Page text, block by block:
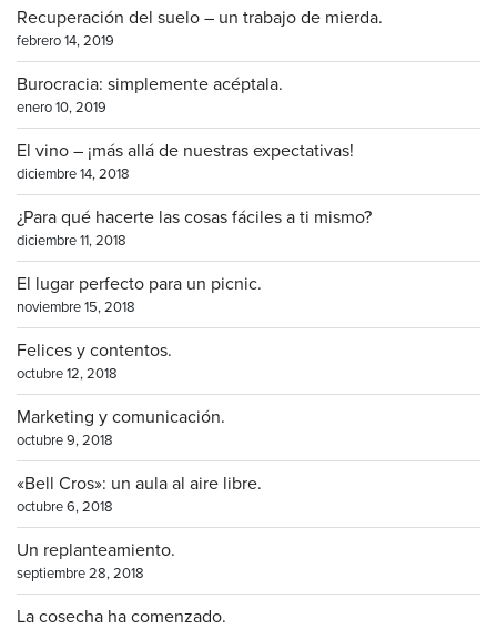
Recuperación del suelo – un trabajo de mierda.
febrero 14, 2019
Burocracia: simplemente acéptala.
enero 10, 2019
El vino – ¡más allá de nuestras expectativas!
diciembre 14, 2018
¿Para qué hacerte las cosas fáciles a ti mismo?
diciembre 11, 2018
El lugar perfecto para un picnic.
noviembre 15, 2018
Felices y contentos.
octubre 12, 2018
Marketing y comunicación.
octubre 9, 2018
«Bell Cros»: un aula al aire libre.
octubre 6, 2018
Un replanteamiento.
septiembre 28, 2018
La cosecha ha comenzado.